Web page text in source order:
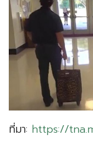
ที่มา: https://